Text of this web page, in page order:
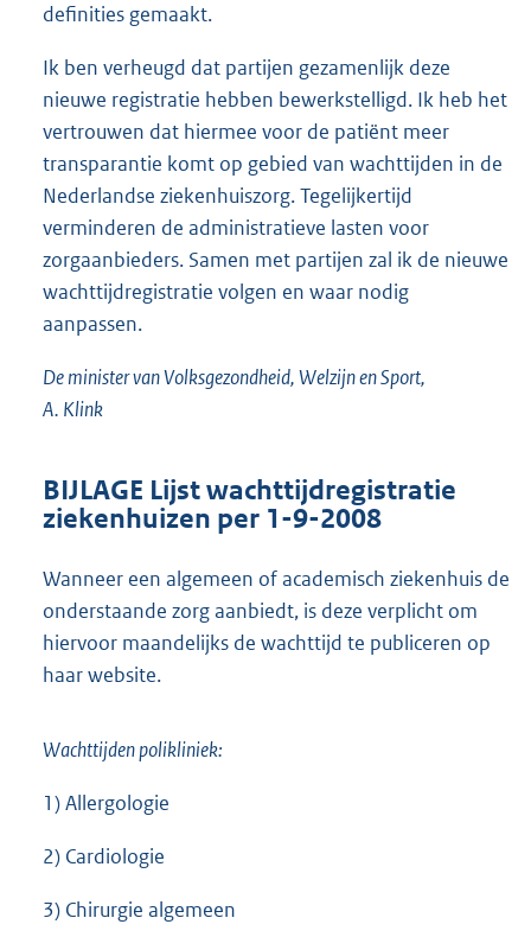
definities gemaakt.
Ik ben verheugd dat partijen gezamenlijk deze
nieuwe registratie hebben bewerkstelligd. Ik heb het
vertrouwen dat hiermee voor de patiënt meer
transparantie komt op gebied van wachttijden in de
Nederlandse ziekenhuiszorg. Tegelijkertijd
verminderen de administratieve lasten voor
zorgaanbieders. Samen met partijen zal ik de nieuwe
wachttijdregistratie volgen en waar nodig
aanpassen.
De minister van Volksgezondheid, Welzijn en Sport,
A. Klink
BIJLAGE Lijst wachttijdregistratie
ziekenhuizen per 1-9-2008
Wanneer een algemeen of academisch ziekenhuis de
onderstaande zorg aanbiedt, is deze verplicht om
hiervoor maandelijks de wachttijd te publiceren op
haar website.
Wachttijden polikliniek:
1) Allergologie
2) Cardiologie
3) Chirurgie algemeen